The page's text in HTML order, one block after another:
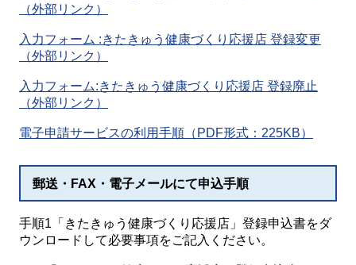
（外部リンク）
入力フォーム :きたきゅう健康づくり応援店 登録変更
（外部リンク）
入力フォーム:きたきゅう健康づくり応援店 登録廃止
（外部リンク）
電子申請サービスの利用手順（PDF形式：225KB）
郵送・FAX・電子メールにて申込手順
手順1「きたきゅう健康づくり応援店」登録申込書をダ
ウンロードして必要事項をご記入ください。